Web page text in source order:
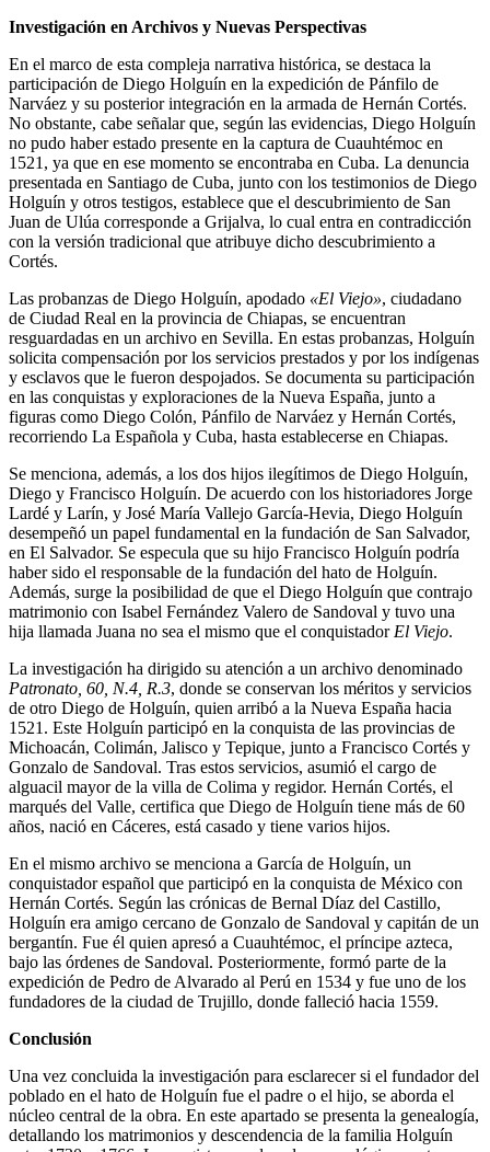
Investigación en Archivos y Nuevas Perspectivas
En el marco de esta compleja narrativa histórica, se destaca la
participación de Diego Holguín en la expedición de Pánfilo de
Narváez y su posterior integración en la armada de Hernán Cortés.
No obstante, cabe señalar que, según las evidencias, Diego Holguín
no pudo haber estado presente en la captura de Cuauhtémoc en
1521, ya que en ese momento se encontraba en Cuba. La denuncia
presentada en Santiago de Cuba, junto con los testimonios de Diego
Holguín y otros testigos, establece que el descubrimiento de San
Juan de Ulúa corresponde a Grijalva, lo cual entra en contradicción
con la versión tradicional que atribuye dicho descubrimiento a
Cortés.
Las probanzas de Diego Holguín, apodado «El Viejo», ciudadano
de Ciudad Real en la provincia de Chiapas, se encuentran
resguardadas en un archivo en Sevilla. En estas probanzas, Holguín
solicita compensación por los servicios prestados y por los indígenas
y esclavos que le fueron despojados. Se documenta su participación
en las conquistas y exploraciones de la Nueva España, junto a
figuras como Diego Colón, Pánfilo de Narváez y Hernán Cortés,
recorriendo La Española y Cuba, hasta establecerse en Chiapas.
Se menciona, además, a los dos hijos ilegítimos de Diego Holguín,
Diego y Francisco Holguín. De acuerdo con los historiadores Jorge
Lardé y Larín, y José María Vallejo García-Hevia, Diego Holguín
desempeñó un papel fundamental en la fundación de San Salvador,
en El Salvador. Se especula que su hijo Francisco Holguín podría
haber sido el responsable de la fundación del hato de Holguín.
Además, surge la posibilidad de que el Diego Holguín que contrajo
matrimonio con Isabel Fernández Valero de Sandoval y tuvo una
hija llamada Juana no sea el mismo que el conquistador El Viejo.
La investigación ha dirigido su atención a un archivo denominado
Patronato, 60, N.4, R.3, donde se conservan los méritos y servicios
de otro Diego de Holguín, quien arribó a la Nueva España hacia
1521. Este Holguín participó en la conquista de las provincias de
Michoacán, Colimán, Jalisco y Tepique, junto a Francisco Cortés y
Gonzalo de Sandoval. Tras estos servicios, asumió el cargo de
alguacil mayor de la villa de Colima y regidor. Hernán Cortés, el
marqués del Valle, certifica que Diego de Holguín tiene más de 60
años, nació en Cáceres, está casado y tiene varios hijos.
En el mismo archivo se menciona a García de Holguín, un
conquistador español que participó en la conquista de México con
Hernán Cortés. Según las crónicas de Bernal Díaz del Castillo,
Holguín era amigo cercano de Gonzalo de Sandoval y capitán de un
bergantín. Fue él quien apresó a Cuauhtémoc, el príncipe azteca,
bajo las órdenes de Sandoval. Posteriormente, formó parte de la
expedición de Pedro de Alvarado al Perú en 1534 y fue uno de los
fundadores de la ciudad de Trujillo, donde falleció hacia 1559.
Conclusión
Una vez concluida la investigación para esclarecer si el fundador del
poblado en el hato de Holguín fue el padre o el hijo, se aborda el
núcleo central de la obra. En este apartado se presenta la genealogía,
detallando los matrimonios y descendencia de la familia Holguín